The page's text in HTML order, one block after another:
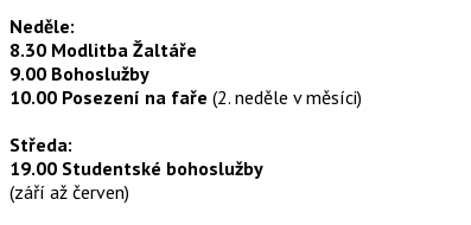
Neděle:
8.30 Modlitba Žaltáře
9.00 Bohoslužby
10.00 Posezení na faře (2. neděle v měsíci)
Středa:
19.00 Studentské bohoslužby
(září až červen)